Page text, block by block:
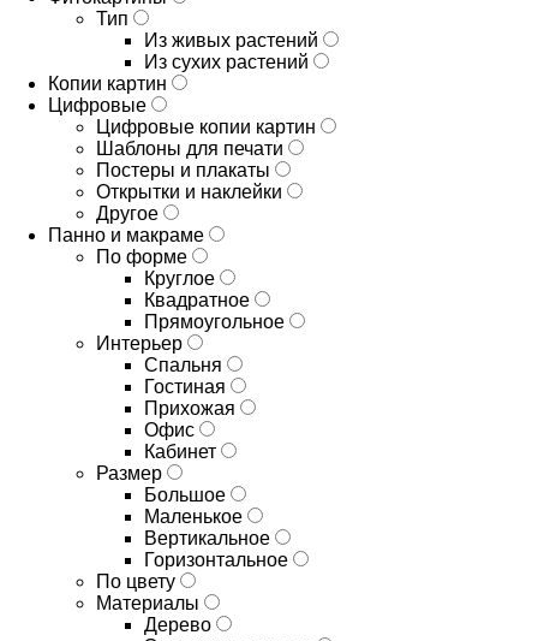
Тип
Из живых растений
Из сухих растений
Копии картин
Цифровые
Цифровые копии картин
Шаблоны для печати
Постеры и плакаты
Открытки и наклейки
Другое
Панно и макраме
По форме
Круглое
Квадратное
Прямоугольное
Интерьер
Спальня
Гостиная
Прихожая
Офис
Кабинет
Размер
Большое
Маленькое
Вертикальное
Горизонтальное
По цвету
Материалы
Дерево